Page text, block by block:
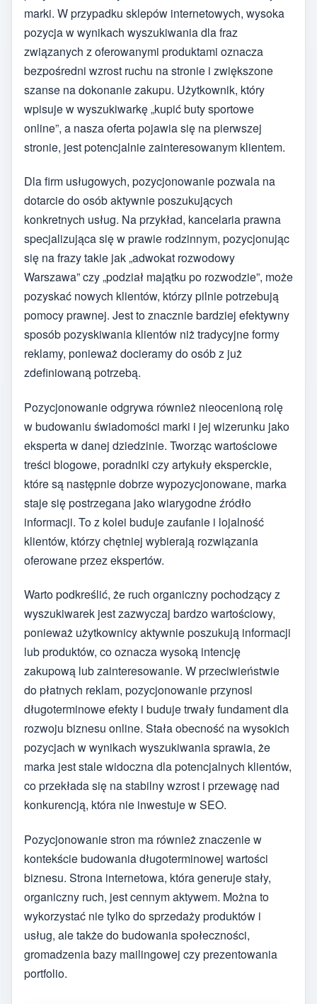
marki. W przypadku sklepów internetowych, wysoka
pozycja w wynikach wyszukiwania dla fraz
związanych z oferowanymi produktami oznacza
bezpośredni wzrost ruchu na stronie i zwiększone
szanse na dokonanie zakupu. Użytkownik, który
wpisuje w wyszukiwarkę „kupić buty sportowe
online”, a nasza oferta pojawia się na pierwszej
stronie, jest potencjalnie zainteresowanym klientem.
Dla firm usługowych, pozycjonowanie pozwala na
dotarcie do osób aktywnie poszukujących
konkretnych usług. Na przykład, kancelaria prawna
specjalizująca się w prawie rodzinnym, pozycjonując
się na frazy takie jak „adwokat rozwodowy
Warszawa” czy „podział majątku po rozwodzie”, może
pozyskać nowych klientów, którzy pilnie potrzebują
pomocy prawnej. Jest to znacznie bardziej efektywny
sposób pozyskiwania klientów niż tradycyjne formy
reklamy, ponieważ docieramy do osób z już
zdefiniowaną potrzebą.
Pozycjonowanie odgrywa również nieocenioną rolę
w budowaniu świadomości marki i jej wizerunku jako
eksperta w danej dziedzinie. Tworząc wartościowe
treści blogowe, poradniki czy artykuły eksperckie,
które są następnie dobrze wypozycjonowane, marka
staje się postrzegana jako wiarygodne źródło
informacji. To z kolei buduje zaufanie i lojalność
klientów, którzy chętniej wybierają rozwiązania
oferowane przez ekspertów.
Warto podkreślić, że ruch organiczny pochodzący z
wyszukiwarek jest zazwyczaj bardzo wartościowy,
ponieważ użytkownicy aktywnie poszukują informacji
lub produktów, co oznacza wysoką intencję
zakupową lub zainteresowanie. W przeciwieństwie
do płatnych reklam, pozycjonowanie przynosi
długoterminowe efekty i buduje trwały fundament dla
rozwoju biznesu online. Stała obecność na wysokich
pozycjach w wynikach wyszukiwania sprawia, że
marka jest stale widoczna dla potencjalnych klientów,
co przekłada się na stabilny wzrost i przewagę nad
konkurencją, która nie inwestuje w SEO.
Pozycjonowanie stron ma również znaczenie w
kontekście budowania długoterminowej wartości
biznesu. Strona internetowa, która generuje stały,
organiczny ruch, jest cennym aktywem. Można to
wykorzystać nie tylko do sprzedaży produktów i
usług, ale także do budowania społeczności,
gromadzenia bazy mailingowej czy prezentowania
portfolio.